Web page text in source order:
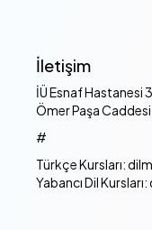
İletişim
İÜ Esnaf Hastanesi
Ömer Paşa
#
Türkçe Kursları:
Yabancı Dil